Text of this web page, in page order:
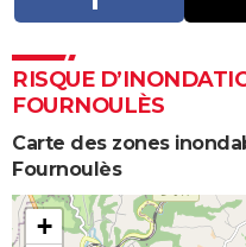
RISQUE
FOURNOULÈS
Carte des zones
Fournoulès
+